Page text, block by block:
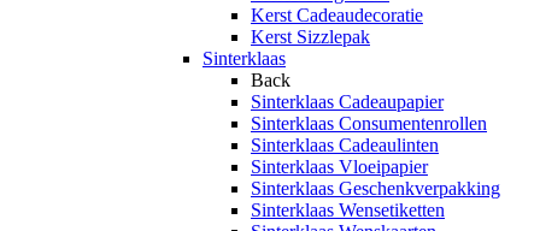
Kerst Cadeaudecoratie
Kerst Sizzlepak
Sinterklaas
Back
Sinterklaas Cadeaupapier
Sinterklaas Consumentenrollen
Sinterklaas Cadeaulinten
Sinterklaas Vloeipapier
Sinterklaas Geschenkverpakking
Sinterklaas Wensetiketten